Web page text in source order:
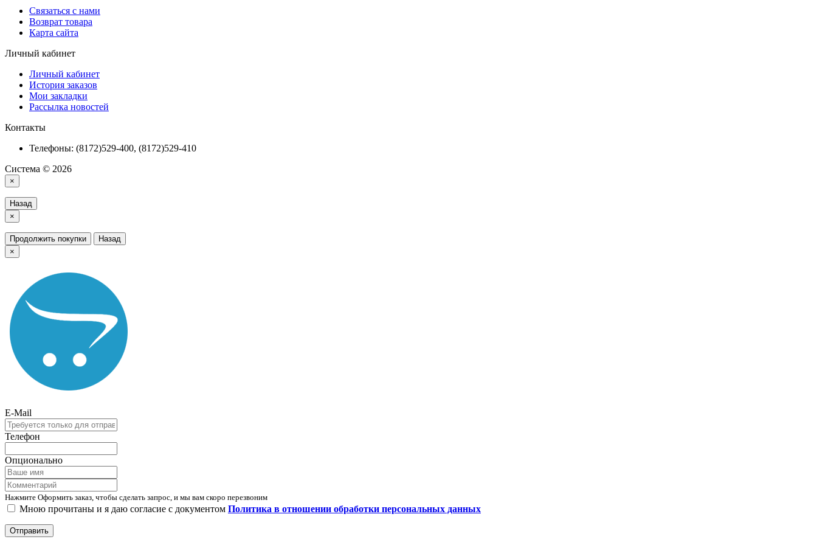
Связаться с нами
Возврат товара
Карта сайта
Личный кабинет
Личный кабинет
История заказов
Мои закладки
Рассылка новостей
Контакты
Телефоны: (8172)529-400, (8172)529-410
Система © 2026
×
Назад
×
Продолжить покупки
Назад
×
E-Mail
Телефон
Опционально
Нажмите Оформить заказ, чтобы сделать запрос, и мы вам скоро перезвоним
Мною прочитаны и я даю согласие с документом Политика в отношении обработки персональных данных
Отправить